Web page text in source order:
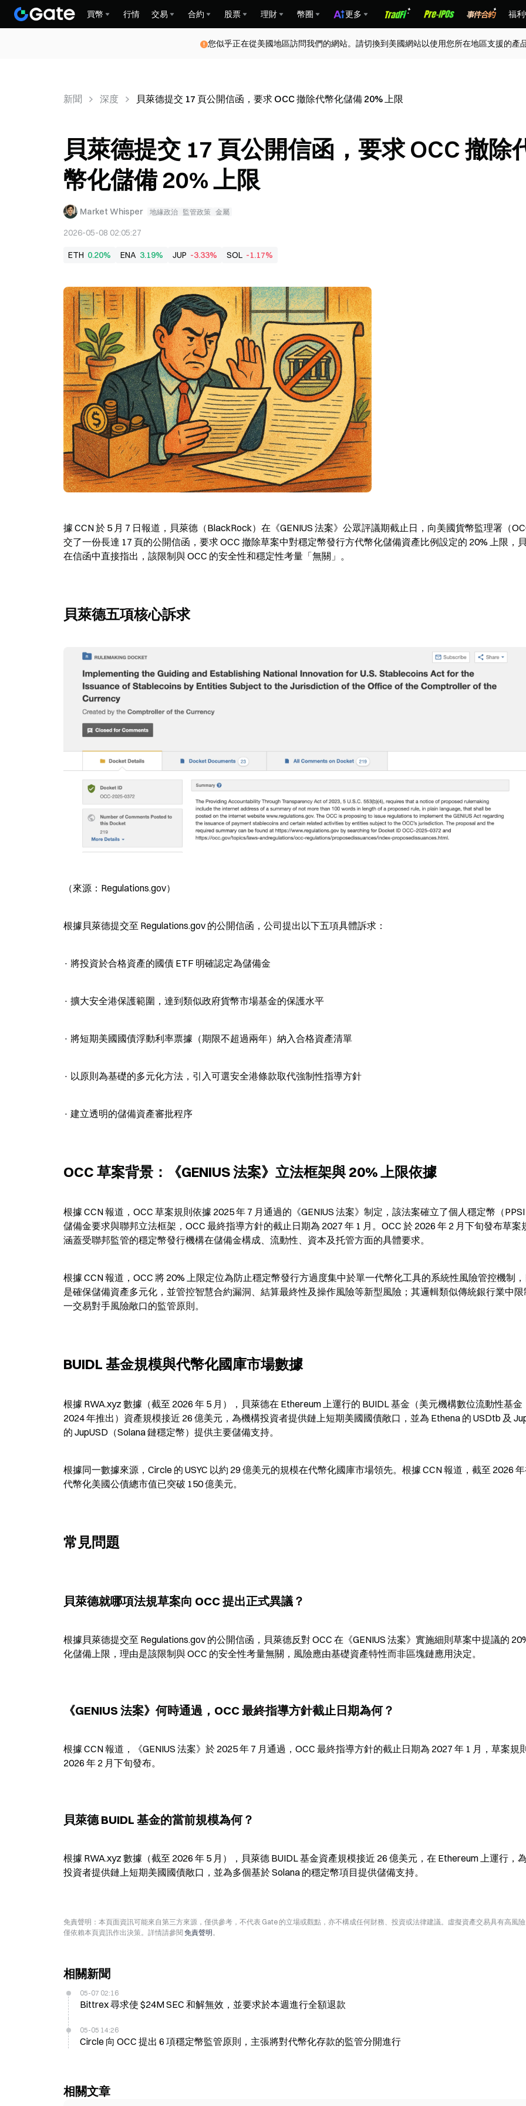
買幣 行情 交易 合約 股票 理財 幣圈 更多 福
您似乎正在從美國地區訪問我們的網站。請切換到美國網站以使用您所在地區支援的產品
新聞 深度 貝萊德提交 17 頁公開信函，要求 OCC 撤除代幣化儲備 20% 上限
貝萊德提交 17 頁公開信函，要求 OCC 撤除
幣化儲備 20% 上限
Market Whisper 地緣政治 監管政策 金屬
2026-05-08 02:05:27
ETH 0.20% ENA 3.19% JUP -3.33% SOL -1.17%
據 CCN 於 5 月 7 日報道，貝萊德（BlackRock）在《GENIUS 法案》公眾評議期截止日，向美國貨幣監理署（
交了一份長達 17 頁的公開信函，要求 OCC 撤除草案中對穩定幣發行方代幣化儲備資產比例設定的 20% 上限，
在信函中直接指出，該限制與 OCC 的安全性和穩定性考量「無關」。
貝萊德五項核心訴求
（來源：Regulations.gov）
根據貝萊德提交至 Regulations.gov 的公開信函，公司提出以下五項具體訴求：
· 將投資於合格資產的國債 ETF 明確認定為儲備金
· 擴大安全港保護範圍，達到類似政府貨幣市場基金的保護水平
· 將短期美國國債浮動利率票據（期限不超過兩年）納入合格資產清單
· 以原則為基礎的多元化方法，引入可選安全港條款取代強制性指導方針
· 建立透明的儲備資產審批程序
OCC 草案背景：《GENIUS 法案》立法框架與 20% 上限依據
根據 CCN 報道，OCC 草案規則依據 2025 年 7 月通過的《GENIUS 法案》制定，該法案確立了個人穩定幣（
儲備金要求與聯邦立法框架，OCC 最終指導方針的截止日期為 2027 年 1 月。OCC 於 2026 年 2 月下旬發布草案
涵蓋受聯邦監管的穩定幣發行機構在儲備金構成、流動性、資本及托管方面的具體要求。
根據 CCN 報道，OCC 將 20% 上限定位為防止穩定幣發行方過度集中於單一代幣化工具的系統性風險管控機制
是確保儲備資產多元化，並管控智慧合約漏洞、結算最終性及操作風險等新型風險；其邏輯類似傳統銀行業中
一交易對手風險敞口的監管原則。
BUIDL 基金規模與代幣化國庫市場數據
根據 RWA.xyz 數據（截至 2026 年 5 月），貝萊德在 Ethereum 上運行的 BUIDL 基金（美元機構數位流動性基金
2024 年推出）資產規模接近 26 億美元，為機構投資者提供鏈上短期美國國債敞口，並為 Ethena 的 USDtb 及
的 JupUSD（Solana 鏈穩定幣）提供主要儲備支持。
根據同一數據來源，Circle 的 USYC 以約 29 億美元的規模在代幣化國庫市場領先。根據 CCN 報道，截至 2026 年
代幣化美國公債總市值已突破 150 億美元。
常見問題
貝萊德就哪項法規草案向 OCC 提出正式異議？
根據貝萊德提交至 Regulations.gov 的公開信函，貝萊德反對 OCC 在《GENIUS 法案》實施細則草案中提議的
化儲備上限，理由是該限制與 OCC 的安全性考量無關，風險應由基礎資產特性而非區塊鏈應用決定。
《GENIUS 法案》何時通過，OCC 最終指導方針截止日期為何？
根據 CCN 報道，《GENIUS 法案》於 2025 年 7 月通過，OCC 最終指導方針的截止日期為 2027 年 1 月，草案規
2026 年 2 月下旬發布。
貝萊德 BUIDL 基金的當前規模為何？
根據 RWA.xyz 數據（截至 2026 年 5 月），貝萊德 BUIDL 基金資產規模接近 26 億美元，在 Ethereum 上運行，
投資者提供鏈上短期美國國債敞口，並為多個基於 Solana 的穩定幣項目提供儲備支持。
免責聲明：本頁面資訊可能來自第三方來源，僅供參考，不代表 Gate 的立場或觀點，亦不構成任何財務、投資或法律建議。虛擬資產交易具有高風
僅依賴本頁資訊作出決策。詳情請參閱 免責聲明。
相關新聞
05-07 02:16
Bittrex 尋求使 $24M SEC 和解無效，並要求於本週進行全額退款
05-05 14:26
Circle 向 OCC 提出 6 項穩定幣監管原則，主張將對代幣化存款的監管分開進行
相關文章